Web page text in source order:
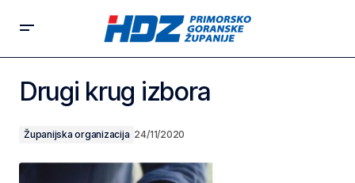
Drugi krug izbora
Županijska organizacija 24/11/2020